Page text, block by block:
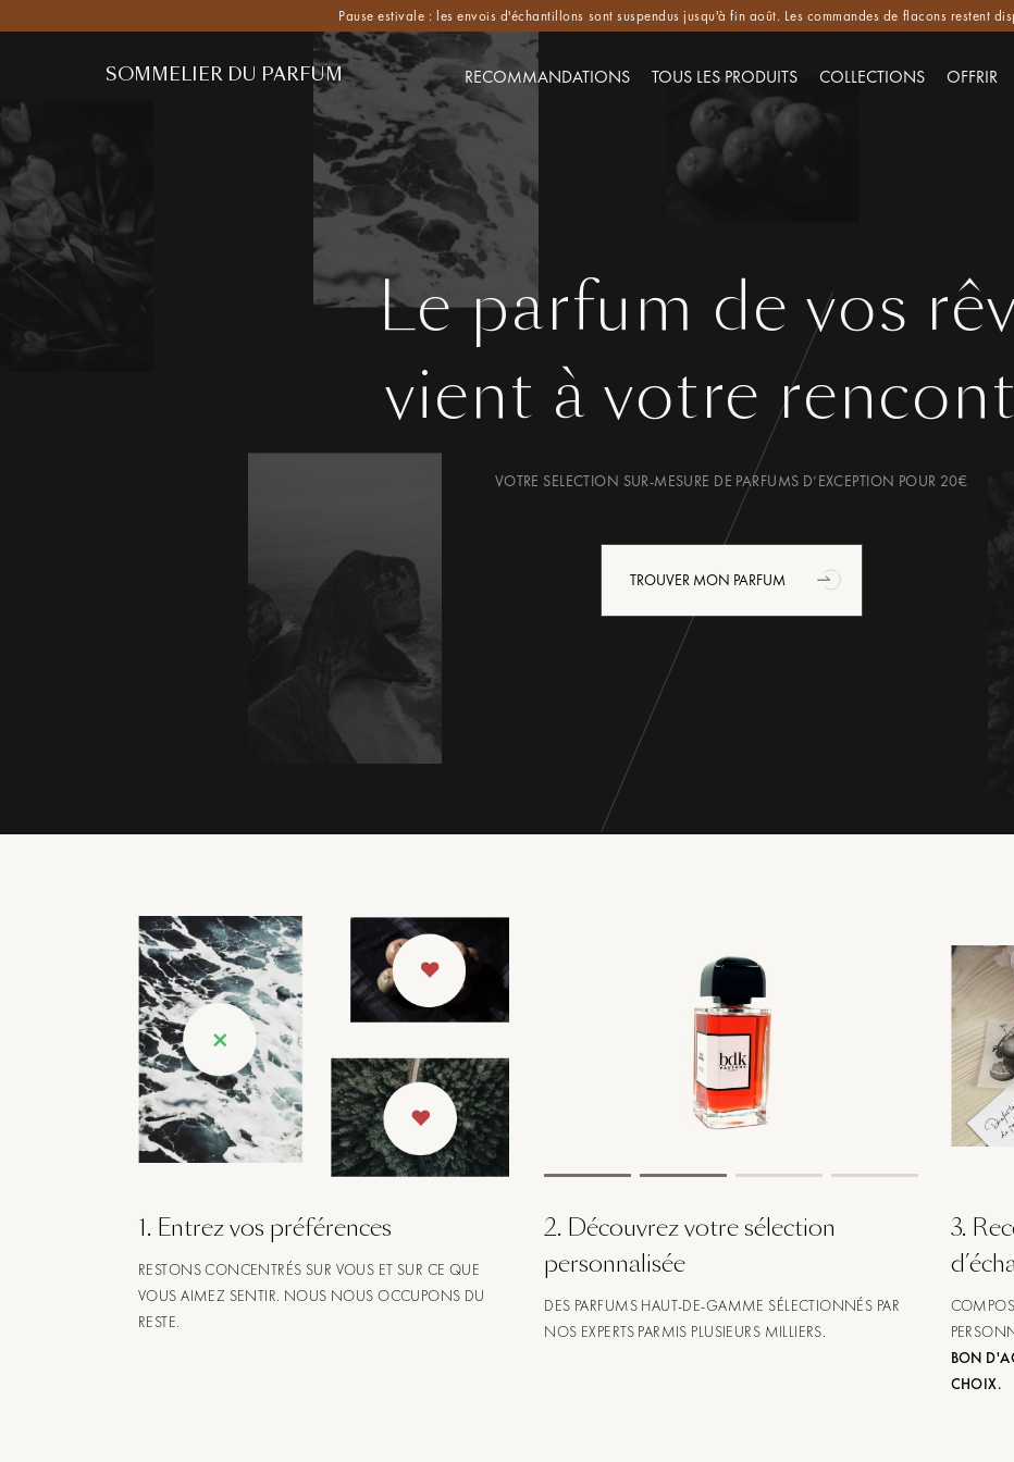
Pause estivale : les envois d'échantillons sont suspendus jusqu'à fin août. Les commandes de flacons restent
SOMMELIER DU PARFUM RECOMMANDATIONS TOUS LES PRODUITS COLLECTIONS OFFRIR
Le parfum de vos
vient à votre
VOTRE SELECTION SUR-MESURE DE PARFUMS D’EXCEPTION POUR 20€
TROUVER MON PARFUM
1. Entrez vos préférences
RESTONS CONCENTRÉS SUR VOUS ET SUR CE QUE
VOUS AIMEZ SENTIR. NOUS NOUS OCCUPONS DU
RESTE.
2. Découvrez votre sélection
personnalisée
DES PARFUMS HAUT-DE-GAMME SÉLECTIONNÉS PAR
NOS EXPERTS PARMIS PLUSIEURS MILLIERS.
3.
BON
CHOIX.